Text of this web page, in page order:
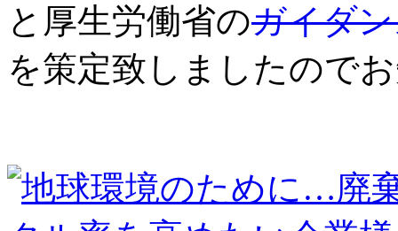
と厚生労働省のガイダ
を策定致しましたので